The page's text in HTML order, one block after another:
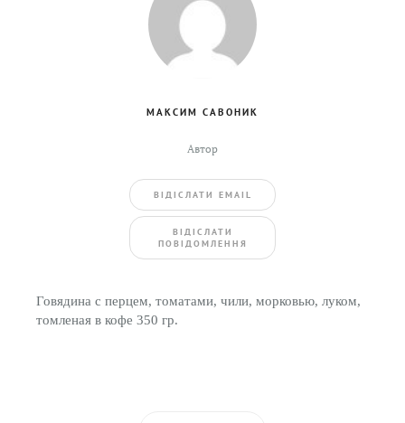
МАКСИМ САВОНИК
Автор
ВIДIСЛАТИ EMAIL
BIДIСЛАТИ
ПОВIДОМЛЕННЯ
Говядина с перцем, томатами, чили, морковью, луком,
томленая в кофе 350 гр.